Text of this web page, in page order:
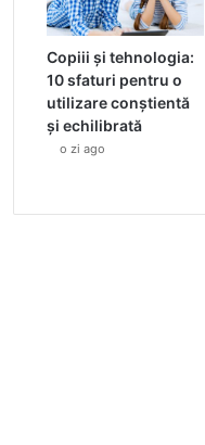
Copiii și tehnologia:
10 sfaturi pentru o
utilizare conștientă
și echilibrată
o zi ago